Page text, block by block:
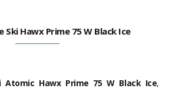
Ski Hawx Prime 75 W Black Ice
Atomic Hawx Prime 75 W Black Ice,